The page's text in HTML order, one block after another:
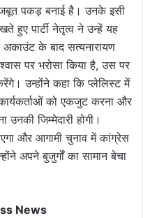
पकड़ बनाई है। उनके इसी
हुए पार्टी नेतृत्व ने उन्हें यह
अकाउंट के बाद सत्यनारायण
पर भरोसा किया है, उस पर
उन्होंने कहा कि प्लेलिस्ट में
को एकजुट करना और
जिम्मेदारी होगी।
और आगामी चुनाव में कांग्रेस
अपने बुजुर्गों का सामान बेचा
News